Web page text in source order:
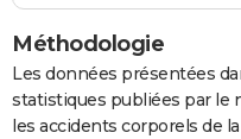
Méthodologie
Les données présentées
statistiques publiées par le
les accidents corporels de